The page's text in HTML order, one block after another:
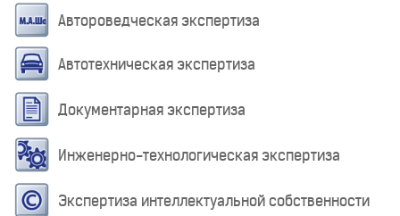
Автороведческая экспертиза
Автотехническая экспертиза
Документарная экспертиза
Инженерно-технологическая экспертиза
Экспертиза интеллектуальной собственности